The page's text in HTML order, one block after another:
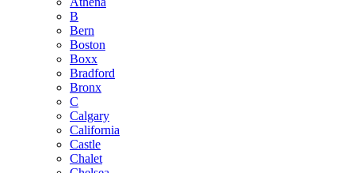
B
Bern
Boston
Boxx
Bradford
Bronx
C
Calgary
California
Castle
Chalet